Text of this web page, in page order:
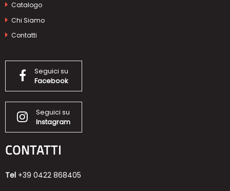
Catalogo
Chi Siamo
Contatti
Seguici su
Facebook
Seguici su
Instagram
CONTATTI
Tel +39 0422 868405